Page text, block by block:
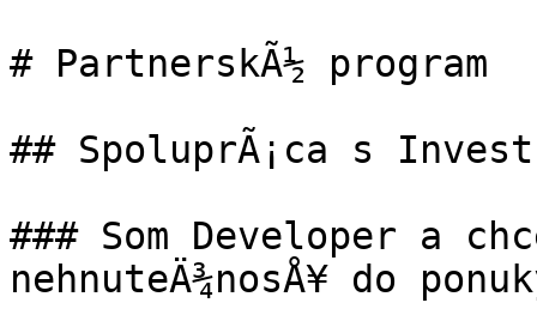
# PartnerskÃ½ program
## SpoluprÃ¡ca s
### Som Developer a
nehnuteÄ¾nosÅ¥ do